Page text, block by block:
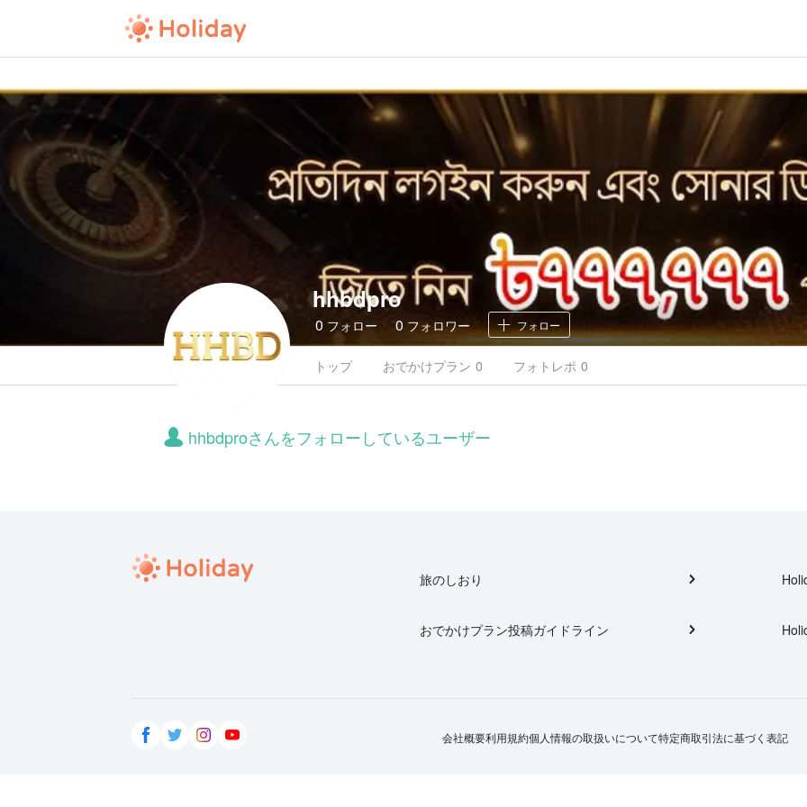
hhbdpro
0 フォロー 0 フォロワー フォロー
トップ おでかけプラン 0 フォトレポ 0
hhbdproさんをフォローしているユーザー
旅のしおり
おでかけプラン投稿ガイドライン
会社概要利用規約個人情報の取扱いについて特定商取引法に基づく表記